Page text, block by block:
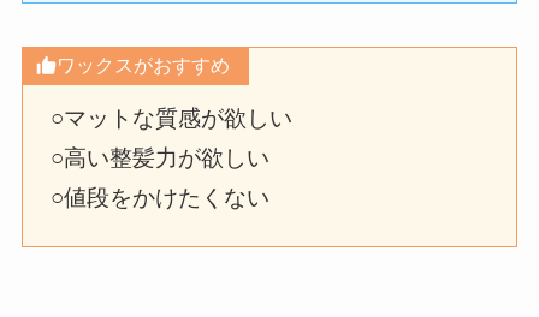
ワックスがおすすめ
○マットな質感が欲しい
○高い整髪力が欲しい
○値段をかけたくない